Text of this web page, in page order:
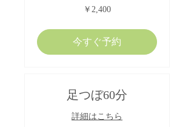
￥2,400
今すぐ予約
足つぼ60分
詳細はこちら